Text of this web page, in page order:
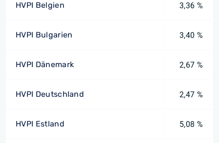
HVPI Belgien 3,36 %
HVPI Bulgarien 3,40 %
HVPI Dänemark 2,67 %
HVPI Deutschland 2,47 %
HVPI Estland 5,08 %